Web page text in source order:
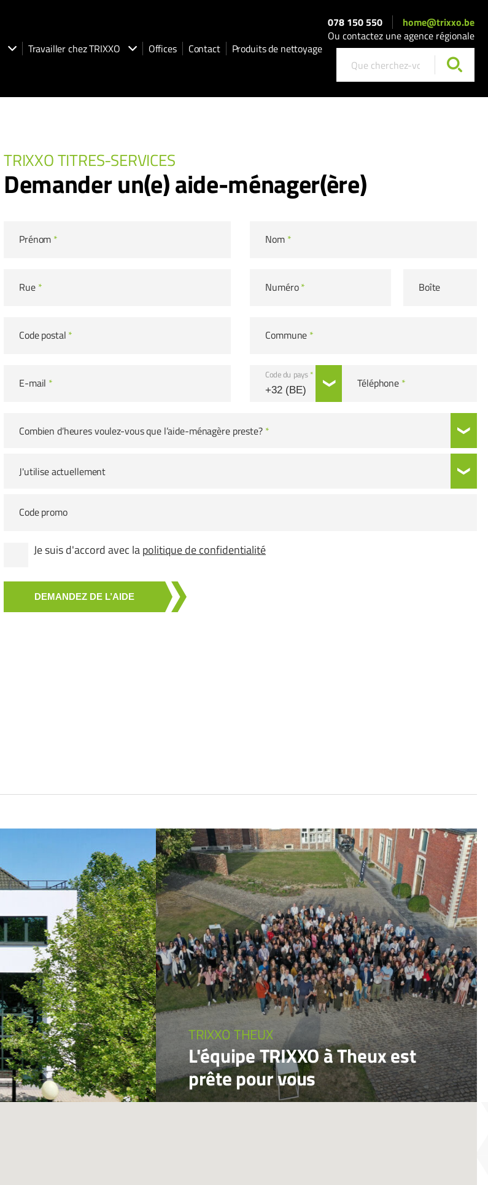
Travailler chez TRIXXO Offices Contact Produits de nettoyage
078 150 550
home@trixxo.be
Ou contactez une agence régionale
TRIXXO TITRES-SERVICES
Demander un(e) aide-ménager(ère)
Prénom * Nom *
Rue * Numéro* Boîte
Code postal * Commune *
E-mail *
Code du pays *
Téléphone *
Combien d’heures voulez-vous que l’aide-ménagère preste? *
J'utilise actuellement
Code promo
Je suis d'accord avec lapolitique de confidentialité
DEMANDEZ DE L’AIDE
TRIXXO THEUX
L'équipe TRIXXO à Theux est
prête pour vous